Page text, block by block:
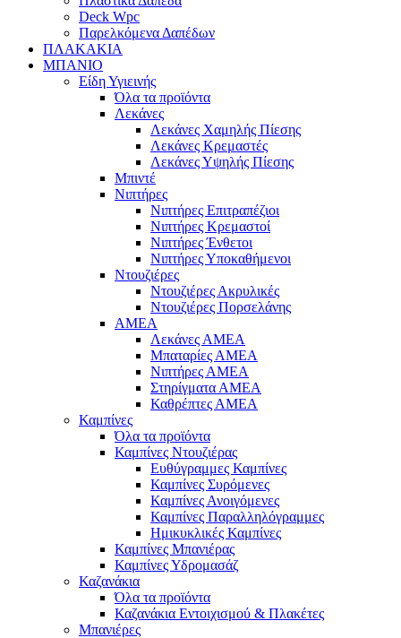
Deck Wpc
Παρελκόμενα Δαπέδων
ΠΛΑΚΑΚΙΑ
ΜΠΑΝΙΟ
Είδη Υγιεινής
Όλα τα προϊόντα
Λεκάνες
Λεκάνες Χαμηλής Πίεσης
Λεκάνες Κρεμαστές
Λεκάνες Υψηλής Πίεσης
Μπιντέ
Νιπτήρες
Νιπτήρες Επιτραπέζιοι
Νιπτήρες Κρεμαστοί
Νιπτήρες Ένθετοι
Νιπτήρες Υποκαθήμενοι
Ντουζιέρες
Ντουζιέρες Ακρυλικές
Ντουζιέρες Πορσελάνης
ΑΜΕΑ
Λεκάνες ΑΜΕΑ
Μπαταρίες ΑΜΕΑ
Νιπτήρες ΑΜΕΑ
Στηρίγματα ΑΜΕΑ
Καθρέπτες ΑΜΕΑ
Καμπίνες
Όλα τα προϊόντα
Καμπίνες Ντουζιέρας
Ευθύγραμμες Καμπίνες
Καμπίνες Συρόμενες
Καμπίνες Ανοιγόμενες
Καμπίνες Παραλληλόγραμμες
Ημικυκλικές Καμπίνες
Καμπίνες Μπανιέρας
Καμπίνες Υδρομασάζ
Καζανάκια
Όλα τα προϊόντα
Καζανάκια Εντοιχισμού & Πλακέτες
Μπανιέρες